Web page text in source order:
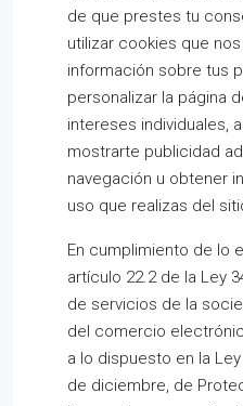
de que prestes tu
utilizar cookies que
información sobre tus
personalizar la página
intereses individuales,
mostrarte publicidad
navegación u obtener
uso que realizas del
En cumplimiento de lo
artículo 22.2 de la Ley
de servicios de la
del comercio
a lo dispuesto en la
de diciembre, de